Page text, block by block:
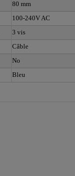
80 mm
100-240V AC
3 vis
Câble
No
Bleu